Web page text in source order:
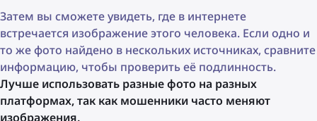
Затем вы сможете увидеть, где в интернете
встречается изображение этого человека. Если одно и
то же фото найдено в нескольких источниках, сравните
информацию, чтобы проверить её подлинность.
Лучше использовать разные фото на разных
платформах, так как мошенники часто меняют
изображения.